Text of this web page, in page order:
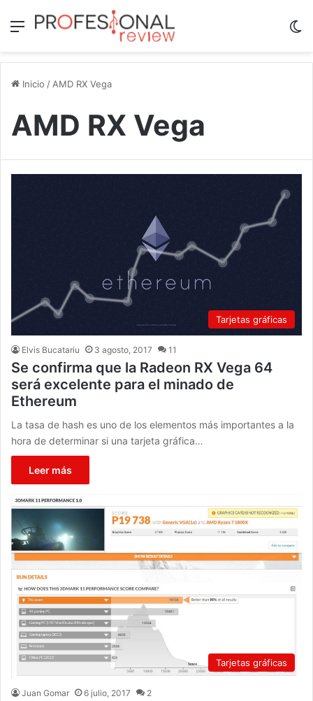
Menú
Inicio /AMD RX Vega
AMD RX Vega
Tarjetas gráficas
Elvis Bucatariu 3 agosto, 2017 11
Se confirma que la Radeon RX Vega 64
será excelente para el minado de
Ethereum
La tasa de hash es uno de los elementos más importantes a la
hora de determinar si una tarjeta gráfica…
Leer más
Tarjetas gráficas
Juan Gomar 6 julio, 2017 2